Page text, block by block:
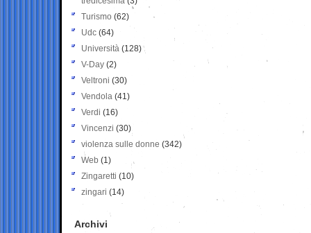
Turismo (62)
Udc (64)
Università (128)
V-Day (2)
Veltroni (30)
Vendola (41)
Verdi (16)
Vincenzi (30)
violenza sulle donne (342)
Web (1)
Zingaretti (10)
zingari (14)
Archivi